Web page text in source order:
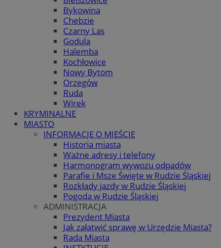
Bykowina
Chebzie
Czarny Las
Godula
Halemba
Kochłowice
Nowy Bytom
Orzegów
Ruda
Wirek
KRYMINALNE
MIASTO
INFORMACJE O MIEŚCIE
Historia miasta
Ważne adresy i telefony
Harmonogram wywozu odpadów
Parafie i Msze Święte w Rudzie Śląskiej
Rozkłady jazdy w Rudzie Śląskiej
Pogoda w Rudzie Śląskiej
ADMINISTRACJA
Prezydent Miasta
Jak załatwić sprawę w Urzędzie Miasta?
Rada Miasta